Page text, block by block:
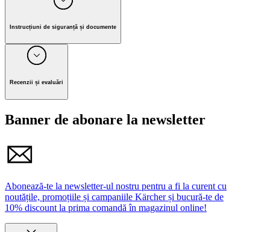
Instrucțiuni de siguranță și documente
Producător Alfred Kärcher SE & Co. KG
Alfred-Kärcher-Strasse 28-40, 71364 Winnenden, Germany
Tel. +49 7195 / 14-0 I Fax +49 7195 / 14-2212
E-mail: info@karcher.com
siguranță din manualul de utilizare.
Recenzii și evaluări
Banner de abonare la newsletter
Abonează-te la newsletter-ul nostru pentru a fi la curent cu
noutățile, promoțiile și campaniile Kärcher și bucură-te de
10% discount la prima comandă în magazinul online!